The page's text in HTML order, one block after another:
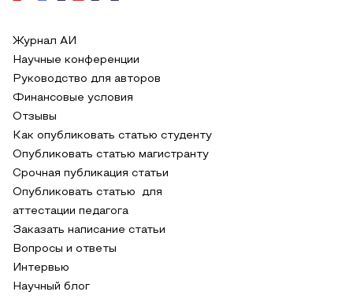
Журнал АИ
Научные конференции
Руководство для авторов
Финансовые условия
Отзывы
Как опубликовать статью студенту
Опубликовать статью магистранту
Срочная публикация статьи
Опубликовать статью для
аттестации педагога
Заказать написание статьи
Вопросы и ответы
Интервью
Научный блог